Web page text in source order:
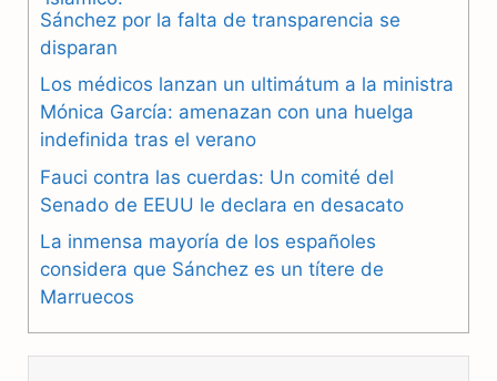
e
b
o
o
k
r
a
m
A
p
p
Sánchez por la falta de transparencia se
disparan
Los médicos lanzan un ultimátum a la ministra
Mónica García: amenazan con una huelga
indefinida tras el verano
Fauci contra las cuerdas: Un comité del
Senado de EEUU le declara en desacato
La inmensa mayoría de los españoles
considera que Sánchez es un títere de
Marruecos